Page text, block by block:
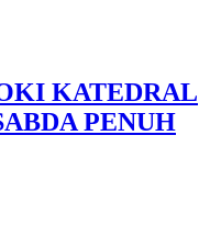
KATEDRAL
PENUH